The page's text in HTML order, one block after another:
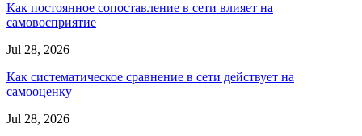
Как постоянное сопоставление в сети влияет на
самовосприятие
Jul 28, 2026
Как систематическое сравнение в сети действует на
самооценку
Jul 28, 2026